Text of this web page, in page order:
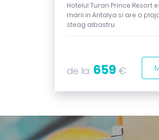
Hotelul Turan Prince Resort
marii in Antalya si are o
steag albastru.
de la: 659 €